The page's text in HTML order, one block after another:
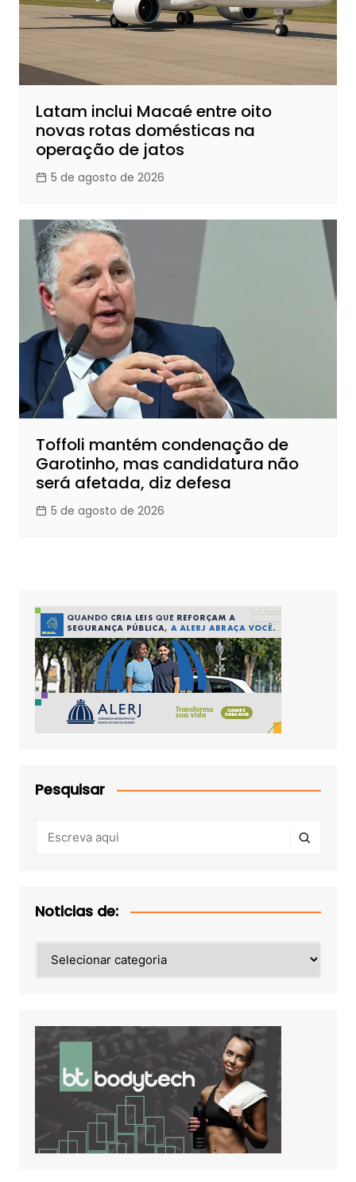
Latam inclui Macaé entre oito
novas rotas domésticas na
operação de jatos
5 de agosto de 2026
Toffoli mantém condenação de
Garotinho, mas candidatura não
será afetada, diz defesa
5 de agosto de 2026
Pesquisar
Noticias de:
de: